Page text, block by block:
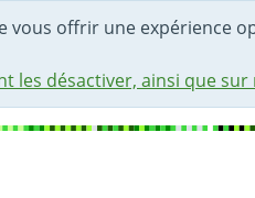
vous offrir une expérience
les désactiver, ainsi que